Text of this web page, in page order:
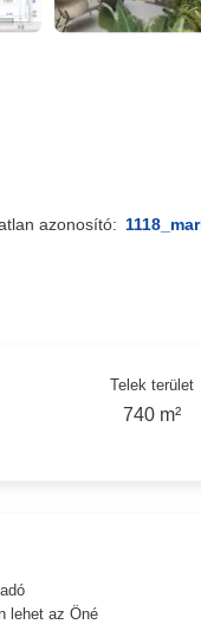
azonosító:
Telek terület
740 m²
lehet az Öné